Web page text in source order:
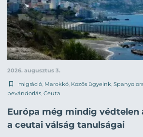
2026. augusztus 3.
migráció, Marokkó, Közös ügyeink,
bevándorlás, Ceuta
Európa még mindig védtelen
a ceutai válság tanulságai